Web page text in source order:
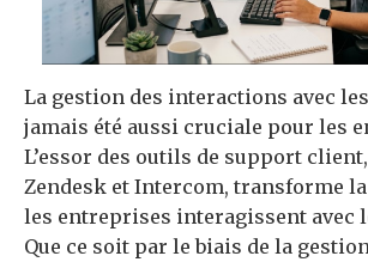
La gestion des interactions avec
jamais été aussi cruciale pour les
L’essor des outils de support
Zendesk et Intercom, transforme
les entreprises interagissent avec
Que ce soit par le biais de la